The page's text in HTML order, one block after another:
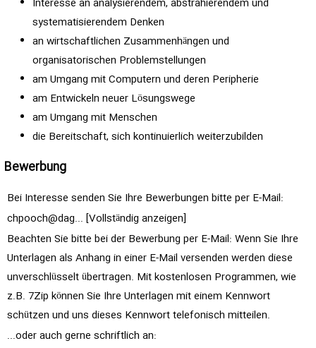
Interesse an analysierendem, abstrahierendem und
systematisierendem Denken
an wirtschaftlichen Zusammenhängen und
organisatorischen Problemstellungen
am Umgang mit Computern und deren Peripherie
am Entwickeln neuer Lösungswege
am Umgang mit Menschen
die Bereitschaft, sich kontinuierlich weiterzubilden
Bewerbung
Bei Interesse senden Sie Ihre Bewerbungen bitte per E-Mail:
chpooch@dag... [Vollständig anzeigen]
Beachten Sie bitte bei der Bewerbung per E-Mail: Wenn Sie Ihre
Unterlagen als Anhang in einer E-Mail versenden werden diese
unverschlüsselt übertragen. Mit kostenlosen Programmen, wie
z.B. 7Zip können Sie Ihre Unterlagen mit einem Kennwort
schützen und uns dieses Kennwort telefonisch mitteilen.
...oder auch gerne schriftlich an: